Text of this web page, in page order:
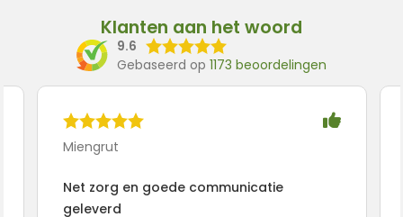
Klanten aan het woord
9.6
Gebaseerd op 1173 beoordelingen
Miengrut
Net zorg en goede communicatie
geleverd